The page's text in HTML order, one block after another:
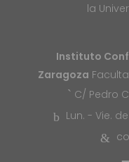
la
Instituto
Zaragoza
C/ Pedro
Lun. - Vie.